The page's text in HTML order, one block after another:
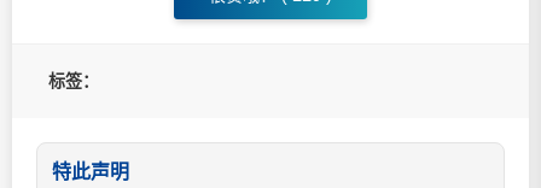
标签：
特此声明